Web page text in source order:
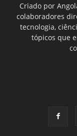
Criado por
colaboradores
tecnologia,
tópicos que